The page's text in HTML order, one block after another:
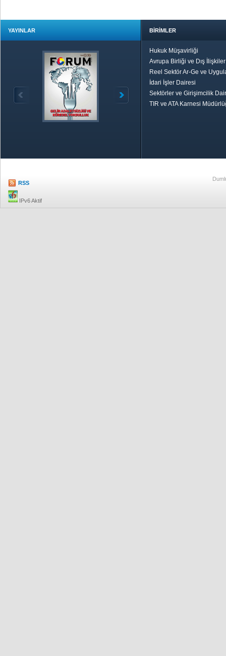
YAYINLAR BİRİMLER
Hukuk Müşavirliği
Avrupa Birliği ve Dış
Reel Sektör Ar-Ge ve
İdari İşler Dairesi
Sektörler ve Girişimcilik
TIR ve ATA Karnesi
RSS
IPv6 Aktif